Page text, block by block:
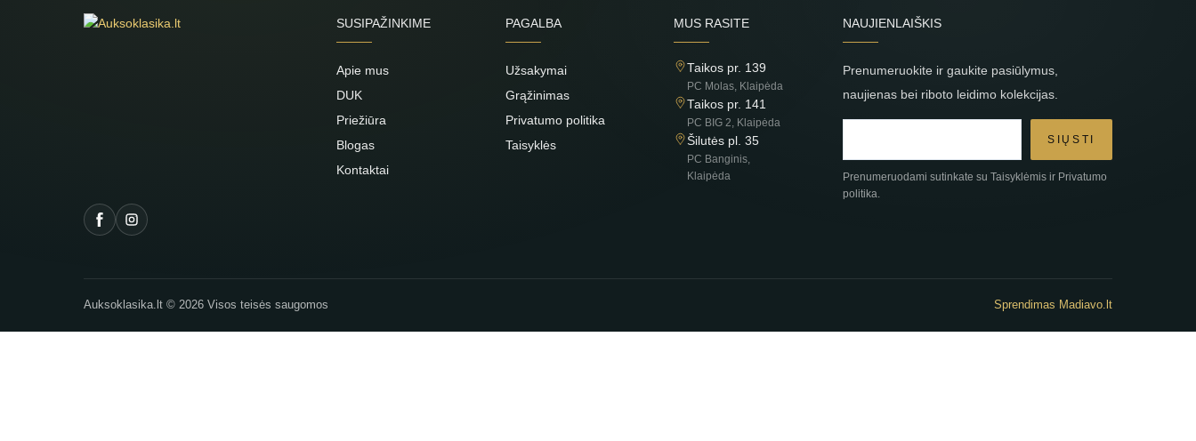
SUSIPAŽINKIME
Apie mus
DUK
Priežiūra
Blogas
Kontaktai
PAGALBA
Užsakymai
Grąžinimas
Privatumo politika
Taisyklės
MUS RASITE
Taikos pr. 139
PC Molas, Klaipėda
Taikos pr. 141
PC BIG 2, Klaipėda
Šilutės pl. 35
PC Banginis,
Klaipėda
NAUJIENLAIŠKIS
Prenumeruokite ir gaukite pasiūlymus,
naujienas bei riboto leidimo kolekcijas.
SIŲSTI
Prenumeruodami sutinkate su Taisyklėmis ir Privatumo
politika.
Auksoklasika.lt © 2026 Visos teisės saugomos Sprendimas Madiavo.lt